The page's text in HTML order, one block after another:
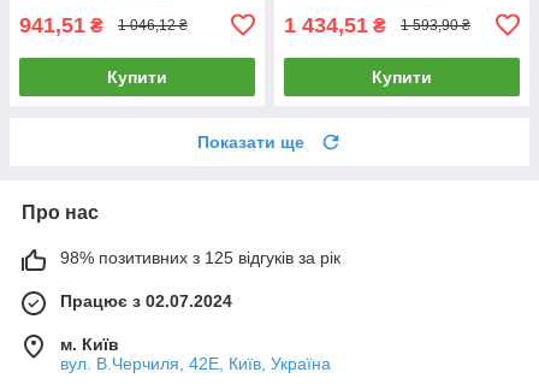
941,51 ₴ 1 046,12 ₴
Купити
1 434,51 ₴ 1 593,90 ₴
Купити
Показати ще
Про нас
98% позитивних з 125 відгуків за рік
Працює з 02.07.2024
м. Київ
вул. В.Черчиля, 42Е, Київ, Україна